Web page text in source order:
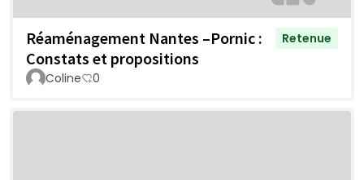
Réaménagement Nantes –Pornic :
Constats et propositions
Retenue
Coline 0